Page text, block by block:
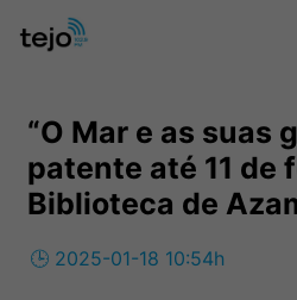
“O Mar e as suas
patente até 11 de
Biblioteca de
🕒 2025-01-18 10:54h